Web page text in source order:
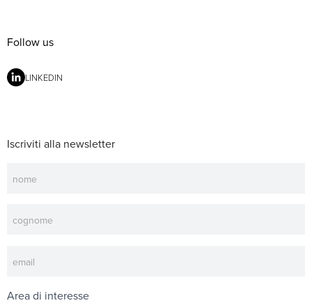
Follow us
LINKEDIN
Iscriviti alla newsletter
Area di interesse